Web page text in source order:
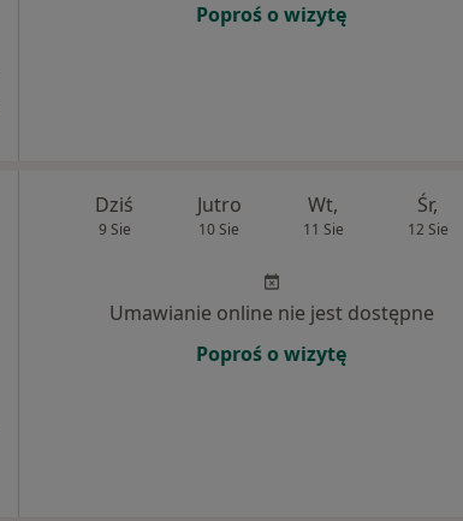
Poproś o wizytę
Dziś
9 Sie
Jutro
10 Sie
Wt,
11 Sie
Śr,
12 Sie
Umawianie online nie jest dostępne
Poproś o wizytę